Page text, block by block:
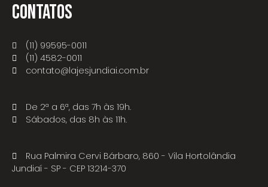
CONTATOS
(11) 99595-0011
(11) 4582-0011
contato@lajesjundiai.com.br
De 2ª a 6ª, das 7h às 19h.
Sábados, das 8h às 11h.
Rua Palmira Cervi Bárbaro, 860 - Vila Hortolândia
Jundiaí - SP - CEP 13214-370